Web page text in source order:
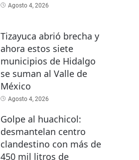
Agosto 4, 2026
Tizayuca abrió brecha y
ahora estos siete
municipios de Hidalgo
se suman al Valle de
México
Agosto 4, 2026
Golpe al huachicol:
desmantelan centro
clandestino con más de
450 mil litros de